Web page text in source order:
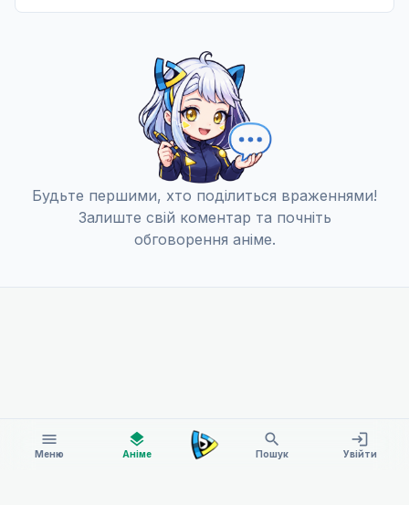
menu
Меню
layers
Аніме
search
Пошук
login
Увійти
Будьте першими, хто поділиться враженнями!
Залиште свій коментар та почніть
обговорення аніме.